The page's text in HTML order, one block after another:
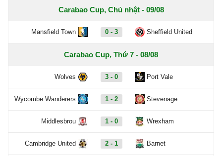
Carabao Cup, Chủ nhật - 09/08
Mansfield Town 0 - 3 Sheffield United
Carabao Cup, Thứ 7 - 08/08
Wolves 3 - 0 Port Vale
Wycombe Wanderers 1 - 2 Stevenage
Middlesbrou 1 - 0 Wrexham
Cambridge United 2 - 1 Barnet